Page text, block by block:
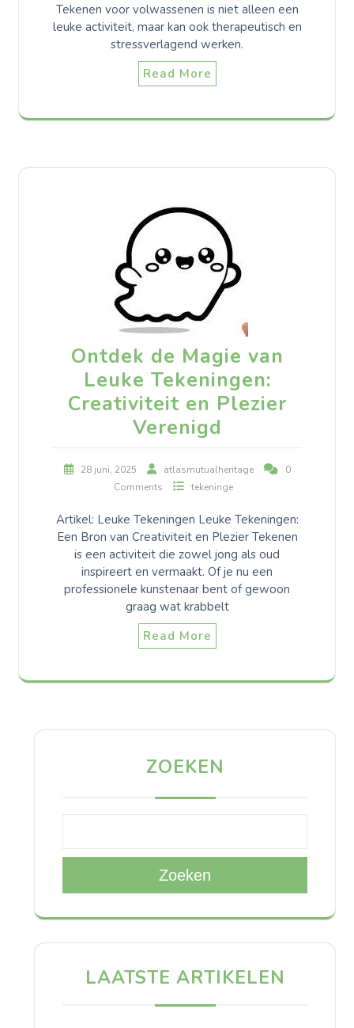
Tekenen voor volwassenen is niet alleen een
leuke activiteit, maar kan ook therapeutisch en
stressverlagend werken.
Read More
Ontdek de Magie van
Leuke Tekeningen:
Creativiteit en Plezier
Verenigd
28 juni, 2025 atlasmutualheritage
0
Comments
tekeninge
Artikel: Leuke Tekeningen Leuke Tekeningen:
Een Bron van Creativiteit en Plezier Tekenen
is een activiteit die zowel jong als oud
inspireert en vermaakt. Of je nu een
professionele kunstenaar bent of gewoon
graag wat krabbelt
Read More
ZOEKEN
Zoeken
LAATSTE ARTIKELEN